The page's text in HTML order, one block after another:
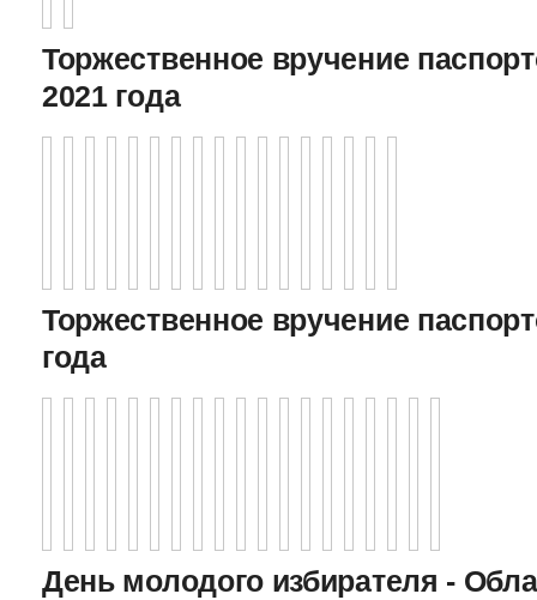
Торжественное вручение
2021 года
Торжественное вручение
года
День молодого избирателя -